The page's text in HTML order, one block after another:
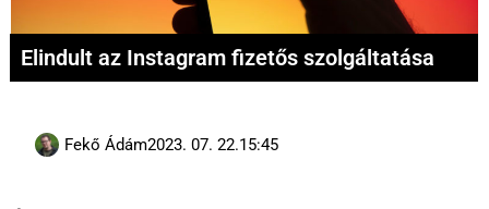
Elindult az Instagram fizetős szolgáltatása
Fekő Ádám2023. 07. 22.15:45